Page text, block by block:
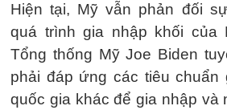
Hiện tại, Mỹ vẫn phản đối
quá trình gia nhập khối của
Tổng thống Mỹ Joe Biden
phải đáp ứng các tiêu chuẩn
quốc gia khác để gia nhập và